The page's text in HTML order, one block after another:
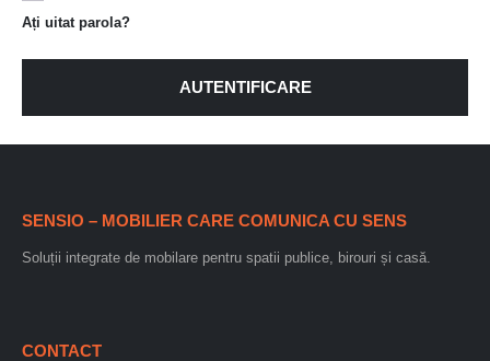
Ați uitat parola?
AUTENTIFICARE
SENSIO – MOBILIER CARE COMUNICA CU SENS
Soluții integrate de mobilare pentru spatii publice, birouri și casă.
CONTACT